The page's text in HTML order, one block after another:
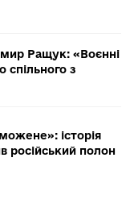
Ращук: «Воєнні
спільного з
історія
російський полон